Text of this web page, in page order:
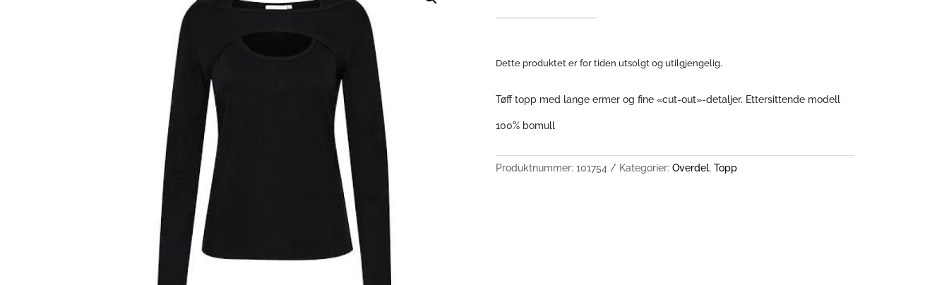
Dette produktet er for tiden utsolgt og utilgjengelig.
Tøff topp med lange ermer og fine «cut-out»-detaljer. Ettersittende modell
100% bomull
Produktnummer: 101754 Kategorier: Overdel, Topp